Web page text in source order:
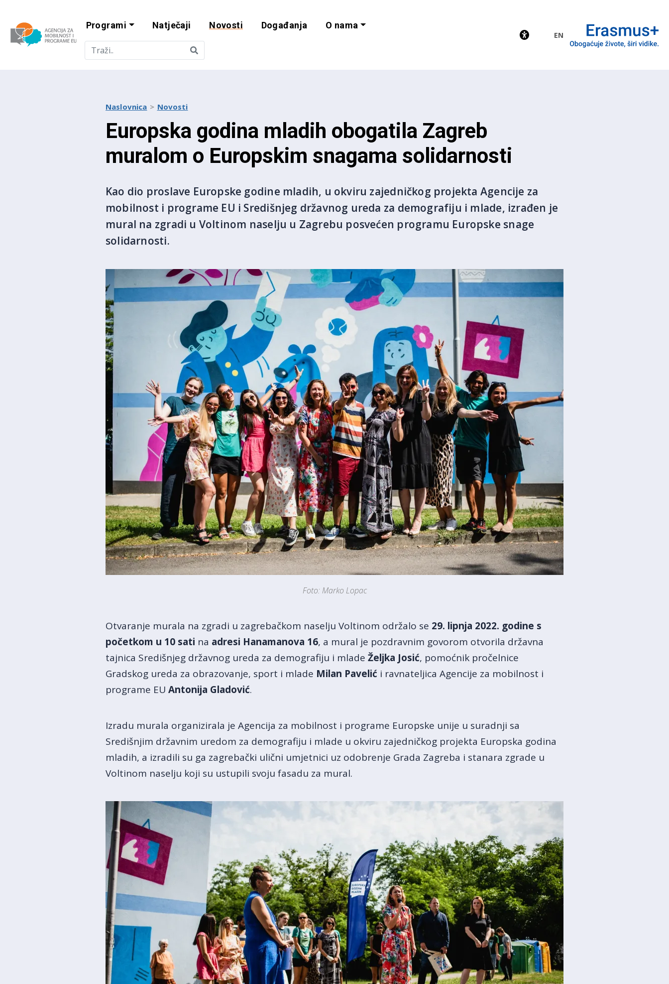
Agencija za mobilnost i programe EU
Programi Natječaji Novosti Događanja O nama
EN
Naslovnica Novosti
Europska godina mladih obogatila Zagreb
muralom o Europskim snagama solidarnosti
Kao dio proslave Europske godine mladih, u okviru zajedničkog projekta Agencije za
mobilnost i programe EU i Središnjeg državnog ureda za demografiju i mlade, izrađen je
mural na zgradi u Voltinom naselju u Zagrebu posvećen programu Europske snage
solidarnosti.
Foto: Marko Lopac
Otvaranje murala na zgradi u zagrebačkom naselju Voltinom održalo se 29. lipnja 2022. godine s
početkom u 10 sati na adresi Hanamanova 16, a mural je pozdravnim govorom otvorila državna
tajnica Središnjeg državnog ureda za demografiju i mlade Željka Josić, pomoćnik pročelnice
Gradskog ureda za obrazovanje, sport i mlade Milan Pavelić i ravnateljica Agencije za mobilnost i
programe EU Antonija Gladović.
Izradu murala organizirala je Agencija za mobilnost i programe Europske unije u suradnji sa
Središnjim državnim uredom za demografiju i mlade u okviru zajedničkog projekta Europska godina
mladih, a izradili su ga zagrebački ulični umjetnici uz odobrenje Grada Zagreba i stanara zgrade u
Voltinom naselju koji su ustupili svoju fasadu za mural.